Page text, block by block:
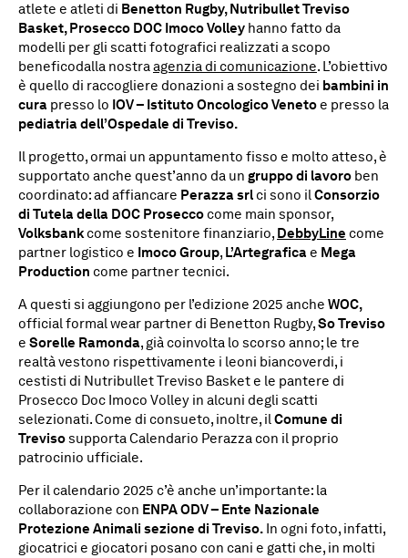
atlete e atleti di Benetton Rugby, Nutribullet Treviso
Basket, Prosecco DOC Imoco Volley hanno fatto da
modelli per gli scatti fotografici realizzati a scopo
beneficodalla nostraagenzia di comunicazione. L’obiettivo
è quello di raccogliere donazioni a sostegno dei bambini in
cura presso lo IOV – Istituto Oncologico Venetoe presso la
pediatria dell’Ospedale di Treviso.
Il progetto, ormai un appuntamento fisso e molto atteso, è
supportato anche quest’anno da un gruppo di lavoro ben
coordinato: ad affiancare Perazza srl ci sono ilConsorzio
di Tutela della DOC Prosecco come main sponsor,
Volksbankcome sostenitore finanziario, DebbyLine come
partner logistico e Imoco Group, L’Artegrafica e Mega
Production come partner tecnici.
A questi si aggiungono per l’edizione 2025 anche WOC,
official formal wear partner di Benetton Rugby,So Treviso
e Sorelle Ramonda, già coinvolta lo scorso anno; le tre
realtà vestono rispettivamente i leoni biancoverdi, i
cestisti di Nutribullet Treviso Basket e le pantere di
Prosecco Doc Imoco Volley in alcuni degli scatti
selezionati. Come di consueto, inoltre, ilComune di
Trevisosupporta Calendario Perazza con il proprio
patrocinio ufficiale.
Per il calendario 2025 c’è anche un’importante: la
collaborazione con ENPA ODV – Ente Nazionale
Protezione Animali sezione di Treviso. In ogni foto, infatti,
giocatrici e giocatori posano con cani e gatti che, in molti